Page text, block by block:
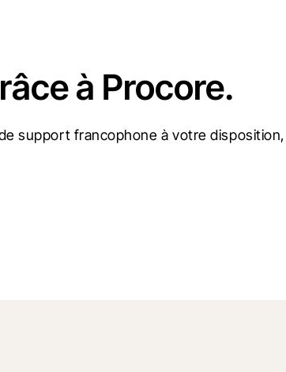
à Procore.
support francophone à votre